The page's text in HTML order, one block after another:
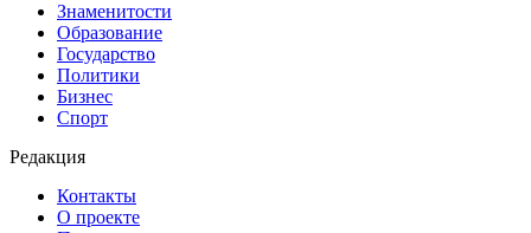
Знаменитости
Образование
Государство
Политики
Бизнес
Спорт
Редакция
Контакты
О проекте